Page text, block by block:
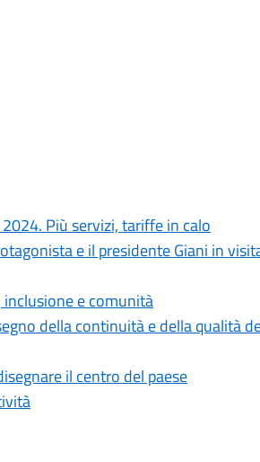
Più servizi, tariffe in calo
e il presidente Giani in
inclusione e comunità
della continuità e della qualità
il centro del paese